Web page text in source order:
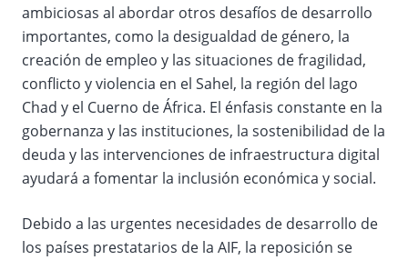
ambiciosas al abordar otros desafíos de desarrollo
importantes, como la desigualdad de género, la
creación de empleo y las situaciones de fragilidad,
conflicto y violencia en el Sahel, la región del lago
Chad y el Cuerno de África. El énfasis constante en la
gobernanza y las instituciones, la sostenibilidad de la
deuda y las intervenciones de infraestructura digital
ayudará a fomentar la inclusión económica y social.
Debido a las urgentes necesidades de desarrollo de
los países prestatarios de la AIF, la reposición se